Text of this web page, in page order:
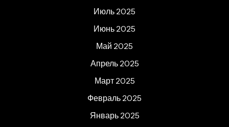
Июль 2025
Июнь 2025
Май 2025
Апрель 2025
Март 2025
Февраль 2025
Январь 2025